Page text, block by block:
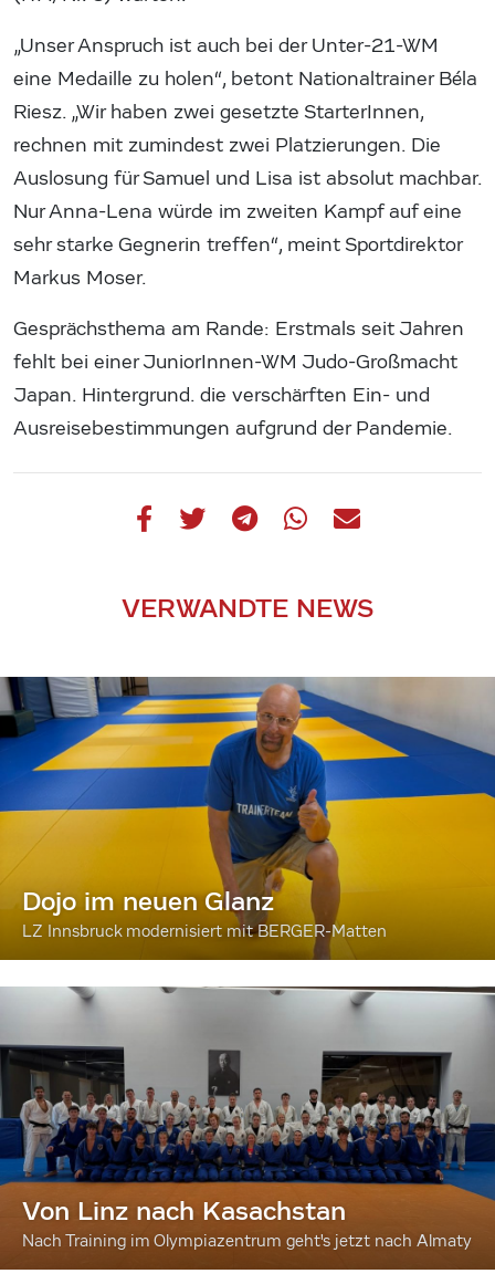
„Unser Anspruch ist auch bei der Unter-21-WM
eine Medaille zu holen“, betont Nationaltrainer Béla
Riesz. „Wir haben zwei gesetzte StarterInnen,
rechnen mit zumindest zwei Platzierungen. Die
Auslosung für Samuel und Lisa ist absolut machbar.
Nur Anna-Lena würde im zweiten Kampf auf eine
sehr starke Gegnerin treffen“, meint Sportdirektor
Markus Moser.
Gesprächsthema am Rande: Erstmals seit Jahren
fehlt bei einer JuniorInnen-WM Judo-Großmacht
Japan. Hintergrund. die verschärften Ein- und
Ausreisebestimmungen aufgrund der Pandemie.
VERWANDTE NEWS
Dojo im neuen Glanz
LZ Innsbruck modernisiert mit BERGER-Matten
Von Linz nach Kasachstan
Nach Training im Olympiazentrum geht's jetzt nach Almaty